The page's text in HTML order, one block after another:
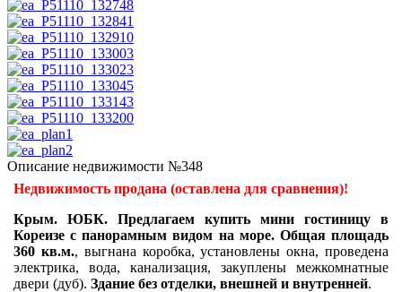
Описание недвижимости №348
Недвижимость продана (оставлена для сравнения)!
Крым. ЮБК. Предлагаем купить мини гостиницу в
Кореизе с панорамным видом на море. Общая площадь
360 кв.м., выгнана коробка, установлены окна, проведена
электрика, вода, канализация, закуплены межкомнатные
двери (дуб). Здание без отделки, внешней и внутренней.